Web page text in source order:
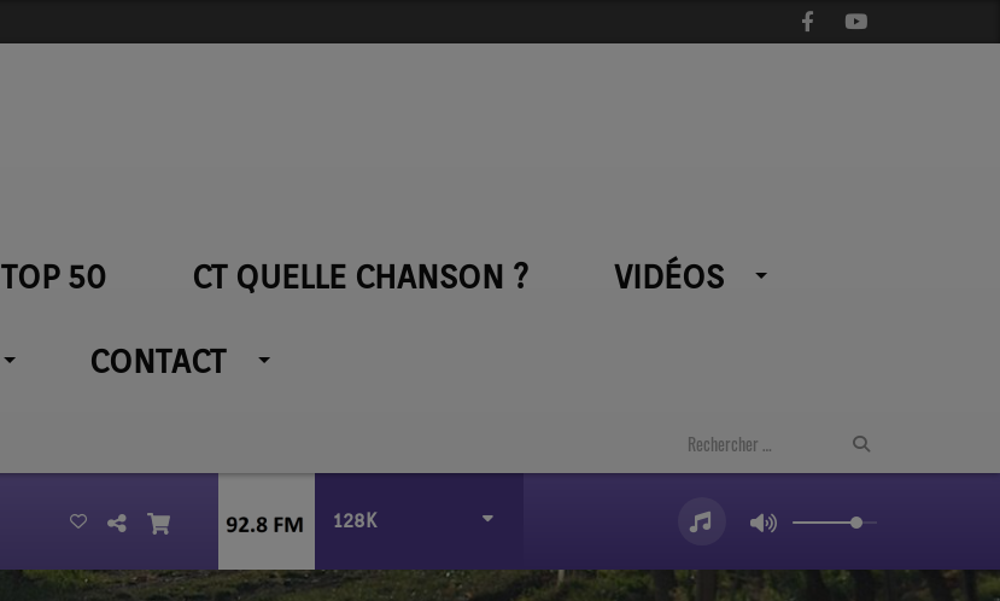
TOP 50 CT QUELLE CHANSON ? VIDÉOS
CONTACT
128K